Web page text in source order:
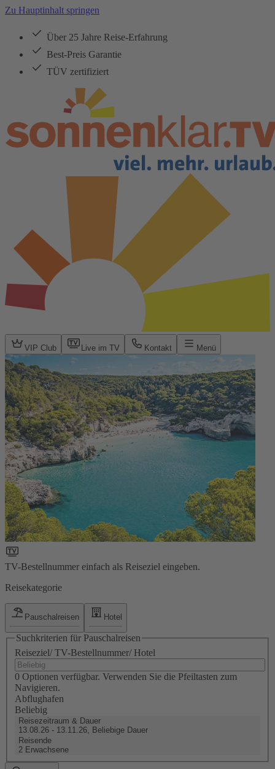
Zu Hauptinhalt springen
Über 25 Jahre Reise-Erfahrung
Best-Preis Garantie
TÜV zertifiziert
VIP Club Live im TV Kontakt Menü
TV-Bestellnummer einfach als Reiseziel eingeben.
Reisekategorie
Pauschalreisen Hotel
Suchkriterien für Pauschalreisen
Reiseziel/ TV-Bestellnummer/ Hotel
0 Optionen verfügbar. Verwenden Sie die Pfeiltasten zum
Navigieren.
Abflughafen
Beliebig
Reisezeitraum & Dauer
13.08.26 - 13.11.26, Beliebige Dauer
Reisende
2 Erwachsene